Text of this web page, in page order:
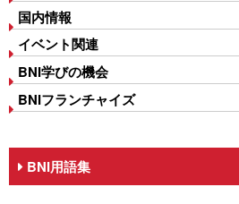
国内情報
イベント関連
BNI学びの機会
BNIフランチャイズ
BNI用語集